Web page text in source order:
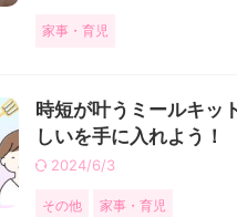
家事・育児
時短が叶うミールキッ
しいを手に入れよう！
2024/6/3
その他 家事・育児